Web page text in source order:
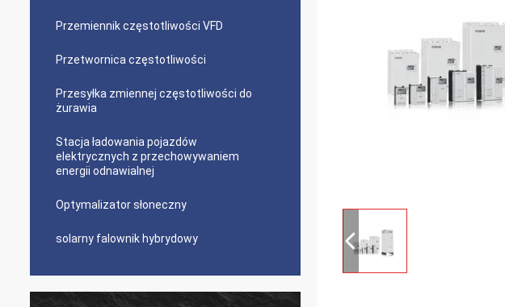
Przemiennik częstotliwości VFD
Przetwornica częstotliwości
Przesyłka zmiennej częstotliwości do
żurawia
Stacja ładowania pojazdów
elektrycznych z przechowywaniem
energii odnawialnej
Optymalizator słoneczny
solarny falownik hybrydowy